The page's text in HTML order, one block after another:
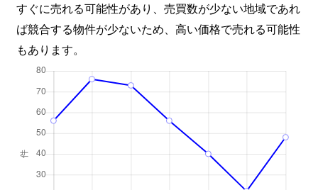
すぐに売れる可能性があり、売買数が少ない地域であれ
ば競合する物件が少ないため、高い価格で売れる可能性
もあります。